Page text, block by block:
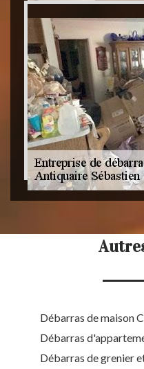
Débarras de maison
Débarras
Débarras de grenier